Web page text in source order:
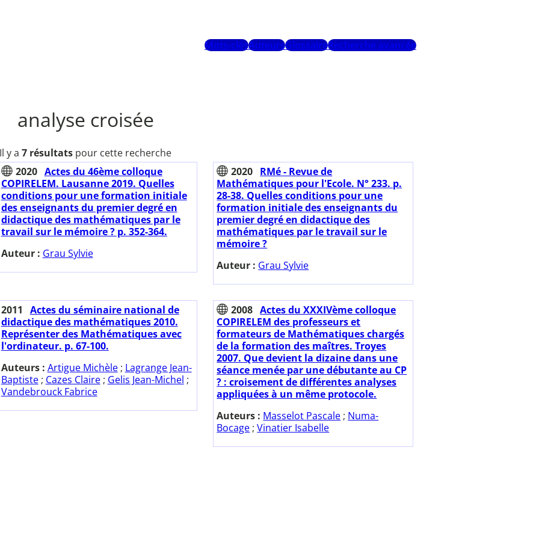
Mots-clésAuteursGlossaireRecherche avancée
analyse croisée
Il y a 7 résultats pour cette recherche
2020 Actes du 46ème colloque
COPIRELEM. Lausanne 2019. Quelles
conditions pour une formation initiale
des enseignants du premier degré en
didactique des mathématiques par le
travail sur le mémoire ? p. 352-364.
Auteur : Grau Sylvie
2020 RMé - Revue de
Mathématiques pour l'Ecole. N° 233. p.
28-38. Quelles conditions pour une
formation initiale des enseignants du
premier degré en didactique des
mathématiques par le travail sur le
mémoire ?
Auteur : Grau Sylvie
2011
Actes du séminaire national de
didactique des mathématiques 2010.
Représenter des Mathématiques avec
l'ordinateur. p. 67-100.
Auteurs : Artigue Michèle; Lagrange Jean-
Baptiste; Cazes Claire; Gelis Jean-Michel ;
Vandebrouck Fabrice
2008 Actes du XXXIVème colloque
COPIRELEM des professeurs et
formateurs de Mathématiques chargés
de la formation des maîtres. Troyes
2007. Que devient la dizaine dans une
séance menée par une débutante au CP
? : croisement de différentes analyses
appliquées à un même protocole.
Auteurs : Masselot Pascale ; Numa-
Bocage ;Vinatier Isabelle